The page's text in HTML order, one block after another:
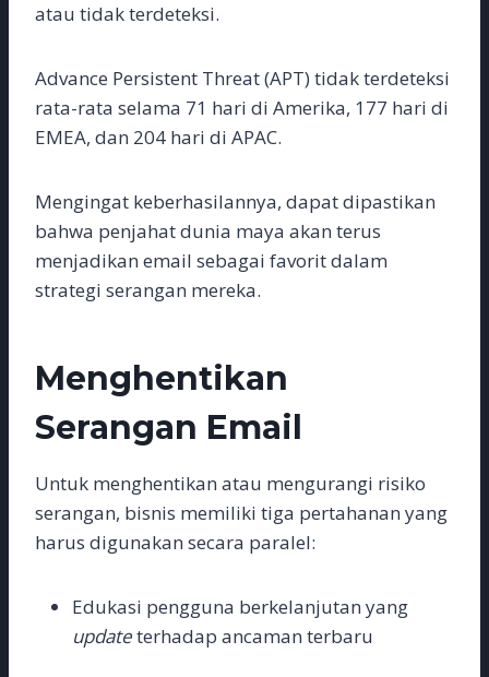
atau tidak terdeteksi.
Advance Persistent Threat (APT) tidak terdeteksi
rata-rata selama 71 hari di Amerika, 177 hari di
EMEA, dan 204 hari di APAC.
Mengingat keberhasilannya, dapat dipastikan
bahwa penjahat dunia maya akan terus
menjadikan email sebagai favorit dalam
strategi serangan mereka.
Menghentikan
Serangan Email
Untuk menghentikan atau mengurangi risiko
serangan, bisnis memiliki tiga pertahanan yang
harus digunakan secara paralel:
Edukasi pengguna berkelanjutan yang
updateterhadap ancaman terbaru